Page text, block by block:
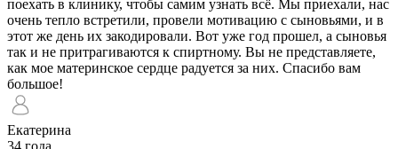
поехать в клинику, чтобы самим узнать всё. Мы приехали, нас
очень тепло встретили, провели мотивацию с сыновьями, и в
этот же день их закодировали. Вот уже год прошел, а сыновья
так и не притрагиваются к спиртному. Вы не представляете,
как мое материнское сердце радуется за них. Спасибо вам
большое!
Екатерина